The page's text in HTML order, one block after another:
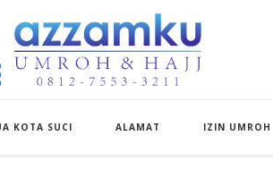
KOTA SUCI ALAMAT IZIN UMROH